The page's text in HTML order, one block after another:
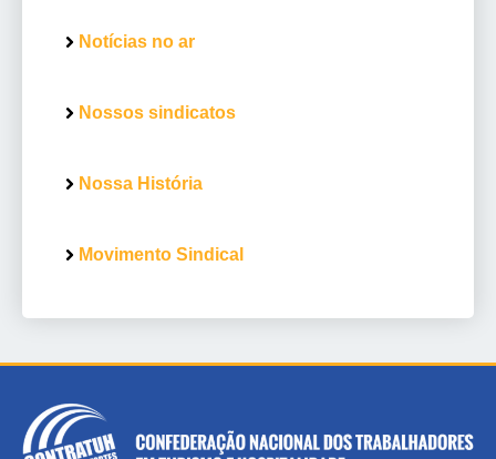
Notícias no ar
Nossos sindicatos
Nossa História
Movimento Sindical